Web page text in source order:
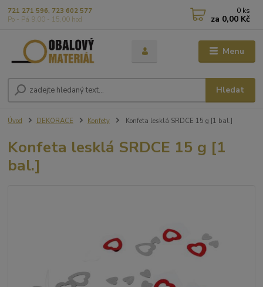
Menu
Hledat
721 271 596, 723 602 577
Po - Pá 9,00 - 15,00 hod
0 ks
za 0,00 Kč
Úvod DEKORACE Konfety Konfeta lesklá SRDCE 15 g [1 bal.]
Konfeta lesklá SRDCE 15 g [1
bal.]